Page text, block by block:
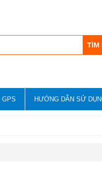
GPS HƯỚNG DẪN SỬ